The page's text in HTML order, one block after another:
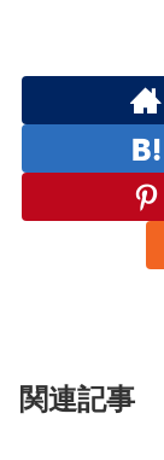
関連記事